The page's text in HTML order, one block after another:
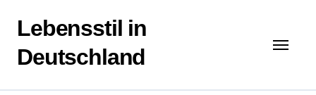
Inhalt
springen
Lebensstil in
Deutschland